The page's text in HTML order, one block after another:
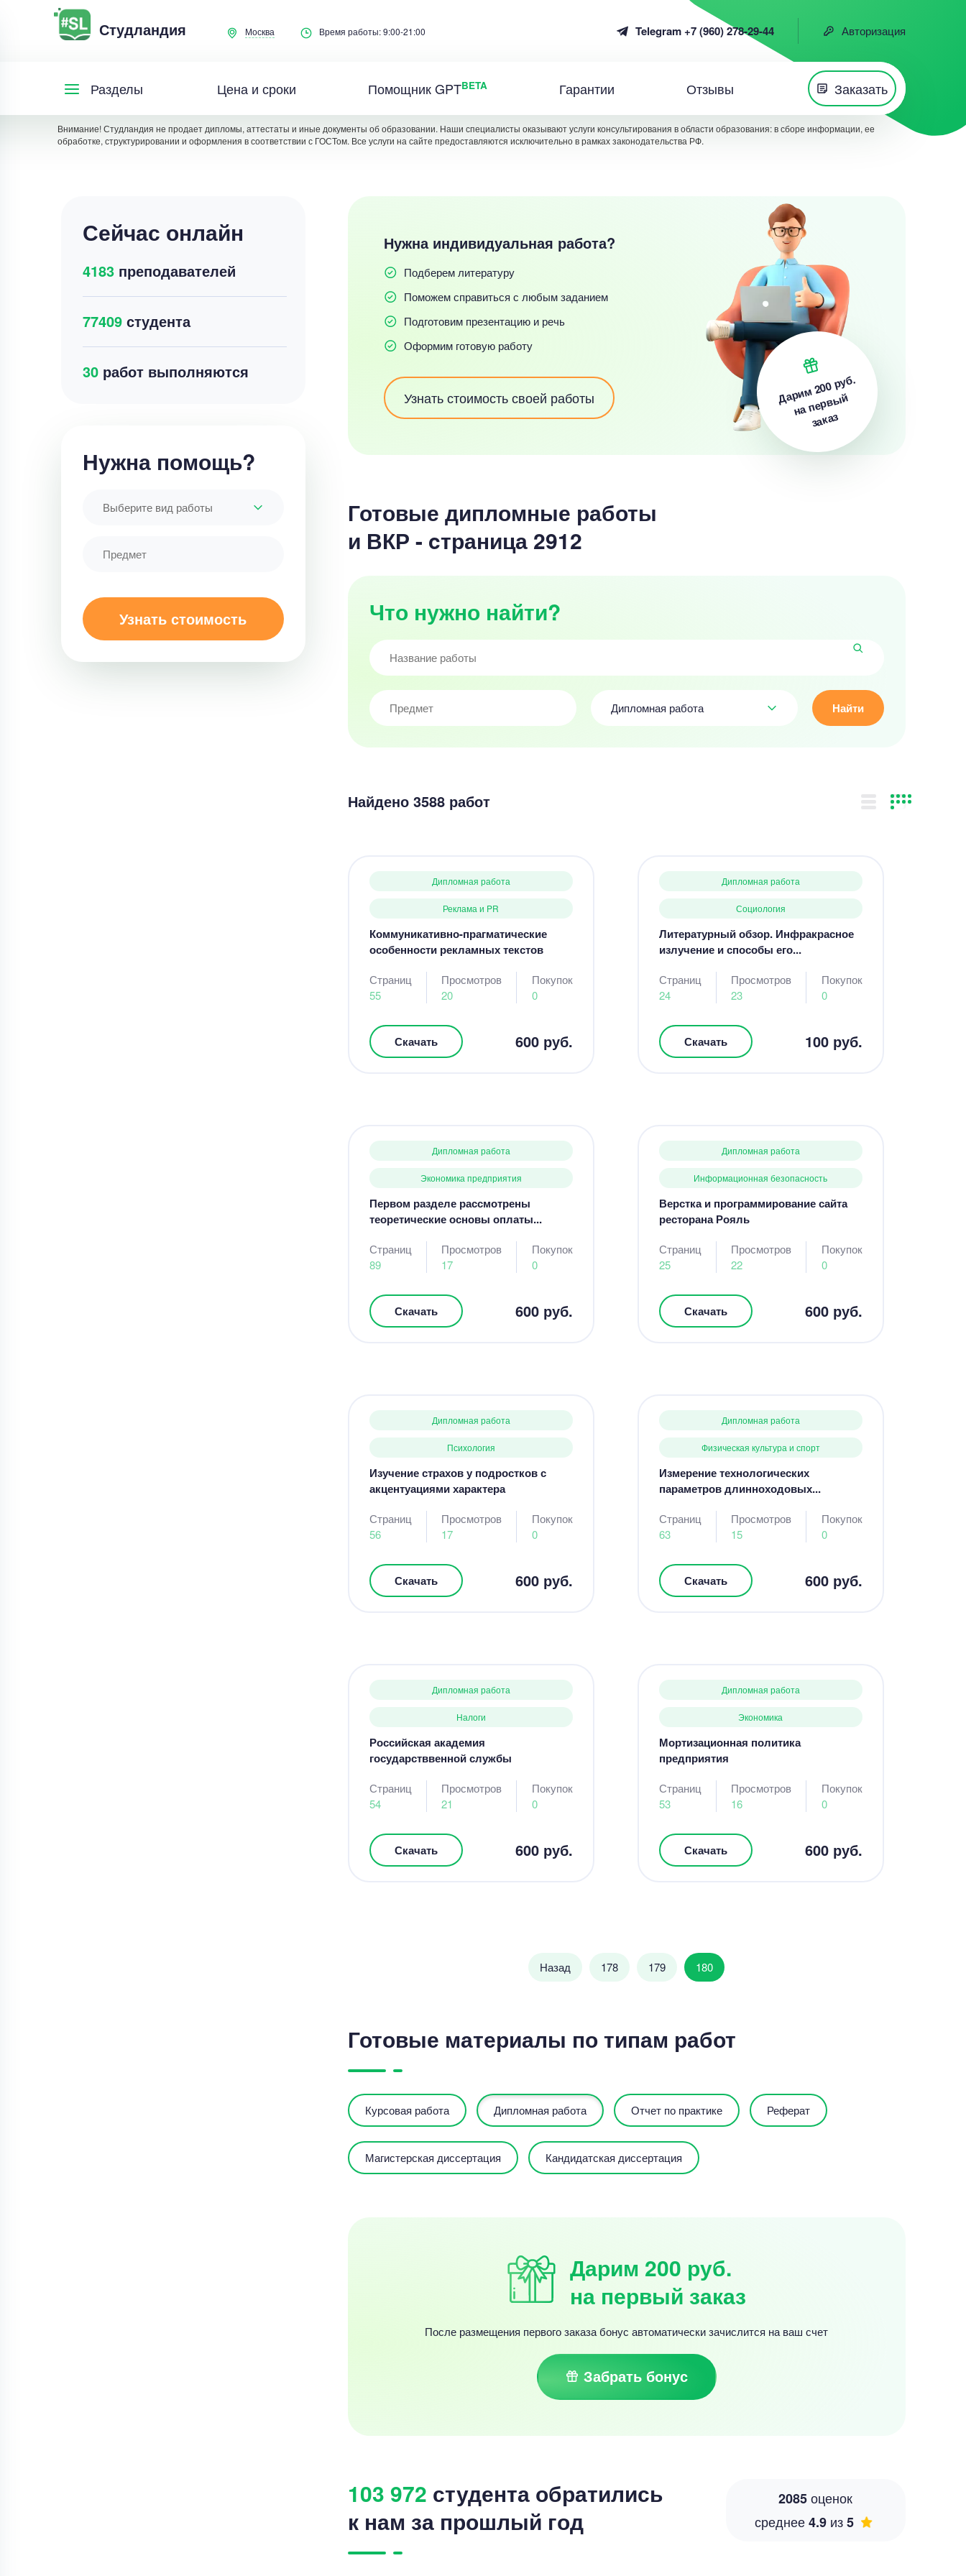
Студландия Москва Время работы: 9:00-21:00 Telegram +7 (960) 278-29-44 Авторизация
Разделы Цена и сроки Помощник GPTBETA Гарантии Отзывы Заказать
Внимание! Студландия не продает дипломы, аттестаты и иные документы об образовании. Наши специалисты оказывают услуги консультирования в области образования: в сборе информации, ее
обработке, структурировании и оформления в соответствии с ГОСТом. Все услуги на сайте предоставляются исключительно в рамках законодательства РФ.
Сейчас онлайн
4183преподавателей
77409студента
40работ выполняются
Нужна помощь?
Выберите вид работы
Узнать стоимость
Нужна индивидуальная работа?
Подберем литературу
Поможем справиться с любым заданием
Подготовим презентацию и речь
Оформим готовую работу
Узнать стоимость своей работы Дарим200 руб.
на первый
заказ
Готовые дипломные работы
и ВКР - cтраница 2912
Что нужно найти?
Дипломная работа Найти
Найдено 3588 работ
Дипломная работа
Реклама и PR
Коммуникативно-прагматические
особенности рекламных текстов
Страниц
55
Просмотров
20
Покупок
0
Скачать 600 руб.
Дипломная работа
Социология
Литературный обзор. Инфракрасное
излучение и способы его...
Страниц
24
Просмотров
23
Покупок
0
Скачать 100 руб.
Дипломная работа
Экономика предприятия
Первом разделе рассмотрены
теоретические основы оплаты...
Страниц
89
Просмотров
17
Покупок
0
Скачать 600 руб.
Дипломная работа
Информационная безопасность
Верстка и программирование сайта
ресторана Рояль
Страниц
25
Просмотров
22
Покупок
0
Скачать 600 руб.
Дипломная работа
Психология
Изучение страхов у подростков с
акцентуациями характера
Страниц
56
Просмотров
17
Покупок
0
Скачать 600 руб.
Дипломная работа
Физическая культура и спорт
Измерение технологических
параметров длинноходовых...
Страниц
63
Просмотров
15
Покупок
0
Скачать 600 руб.
Дипломная работа
Налоги
Российская академия
государстввенной службы
Страниц
54
Просмотров
21
Покупок
0
Скачать 600 руб.
Дипломная работа
Экономика
Мортизационная политика
предприятия
Страниц
53
Просмотров
16
Покупок
0
Скачать 600 руб.
Назад 178 179 180
Готовые материалы по типам работ
Курсовая работа Дипломная работа Отчет по практике Реферат
Магистерская диссертация Кандидатская диссертация
Дарим 200 руб.
на первый заказ
После размещения первого заказа бонус автоматически зачислится на ваш счет
Забрать бонус
103 972 студента обратились
к нам за прошлый год
2085оценок
среднее4.9из5